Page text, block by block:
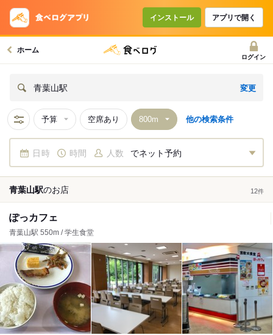
インストール アプリで開く
ホーム
ログイン
青葉山駅 変更
予算 空席あり 他の検索条件
日時 時間 人数 でネット予約
青葉山駅のお店 12件
ぽっカフェ
青葉山駅 550m / 学生食堂